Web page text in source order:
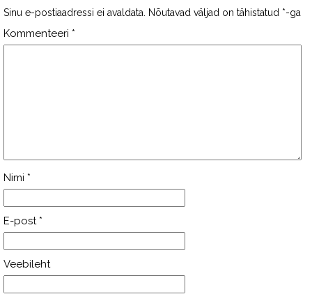
Sinu e-postiaadressi ei avaldata. Nõutavad väljad on tähistatud *-ga
Kommenteeri *
Nimi *
E-post *
Veebileht